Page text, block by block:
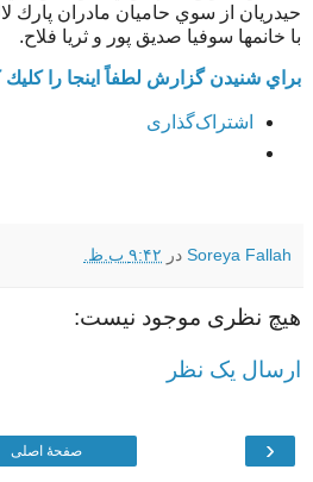
حيدريان از سوي حاميان مادران پارك
با خانمها سوفيا صديق پور و ثريا فلاح.
براي شنيدن گزارش لطفاً اينجا را كليك
اشتراک‌گذاری
Soreya Fallah در ۹:۴۲ ب.ظ.
هیچ نظری موجود نیست:
ارسال یک نظر
‹ صفحهٔ اصلی